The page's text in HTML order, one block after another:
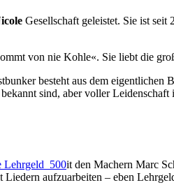
Gesellschaft geleistet. Sie ist
von nie Kohle«. Sie liebt die
besteht aus dem eigentlichen
sind, aber voller Leidenschaft
it den Machern Marc
aufzuarbeiten – eben